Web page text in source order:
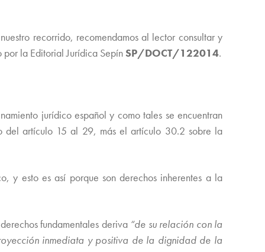
recorrido, recomendamos al lector consultar y
la Editorial Jurídica Sepín SP/DOCT/122014.
jurídico español y como tales se encuentran
del artículo 15 al 29, más el artículo 30.2 sobre la
y esto es así porque son derechos inherentes a la
fundamentales deriva “de su relación con la
inmediata y positiva de la dignidad de la